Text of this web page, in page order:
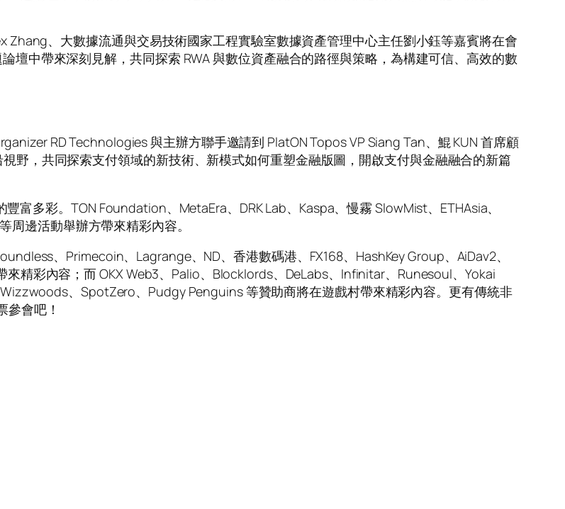
Zhang、大數據流通與交易技術國家工程實驗室數據資產管理中心主任劉小鈺等嘉賓將在會
壇中帶來深刻見解，共同探索 RWA 與數位資產融合的路徑與策略，為構建可信、高效的數
RD Technologies 與主辦方聯手邀請到 PlatON Topos VP Siang Tan、鯤 KUN 首席顧
野，共同探索支付領域的新技術、新模式如何重塑金融版圖，開啟支付與金融融合的新篇
富多彩。TON Foundation、MetaEra、DRK Lab、Kaspa、慢霧 SlowMist、ETHAsia、
周邊活動舉辦方帶來精彩內容。
、Primecoin、Lagrange、ND、香港數碼港、FX168、HashKey Group、AiDav2、
精彩內容；而 OKX Web3、Palio、Blocklords、DeLabs、Infinitar、Runesoul、Yokai
、SpotZero、Pudgy Penguins 等贊助商將在遊戲村帶來精彩內容。更有傳統非
會吧！